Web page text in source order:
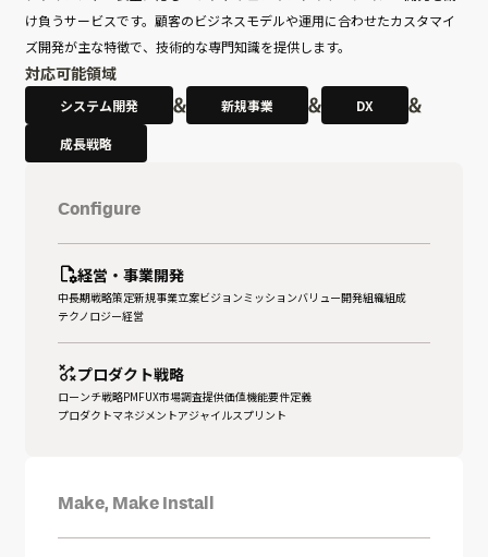
け負うサービスです。顧客のビジネスモデルや運用に合わせたカスタマイ
ズ開発が主な特徴で、技術的な専門知識を提供します。
対応可能領域
システム開発 新規事業 DX
成長戦略
Configure
経営・事業開発
中長期戦略策定新規事業⁨⁩⁨⁩⁨⁩⁨⁩⁨⁩立案ビジョンミッションバリュー開発組織組成
テクノロジー経営
プロダクト戦略
ローンチ戦略PMFUX市場調査提供価値機能要件定義
プロダクトマネジメントアジャイルスプリント
Make, Make Install